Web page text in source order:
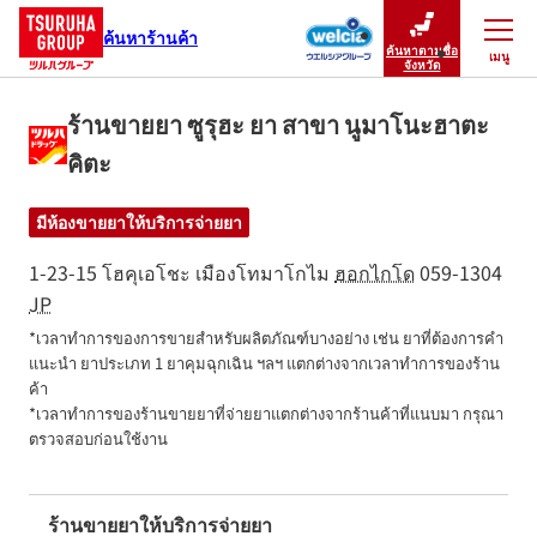
ค้นหาร้านค้า
ค้นหาตามชื่อ
จังหวัด
เมนู
ปิดเมนู
ร้านขายยา ซูรุฮะ ยา สาขา นูมาโนะฮาตะ
คิตะ
มีห้องขายยาให้บริการจ่ายยา
1-23-15 โฮคุเอโชะ เมืองโทมาโกไม ฮอกไกโด059-1304
JP
*เวลาทำการของการขายสำหรับผลิตภัณฑ์บางอย่าง เช่น ยาที่ต้องการคำ
แนะนำ ยาประเภท 1 ยาคุมฉุกเฉิน ฯลฯ แตกต่างจากเวลาทำการของร้าน
ค้า
*เวลาทำการของร้านขายยาที่จ่ายยาแตกต่างจากร้านค้าที่แนบมา กรุณา
ตรวจสอบก่อนใช้งาน
ร้านขายยาให้บริการจ่ายยา